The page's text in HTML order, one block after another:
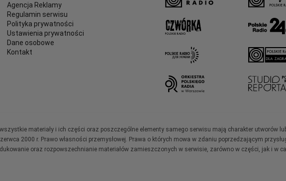
Agencja Reklamy
Regulamin serwisu
Polityka prywatności
Ustawienia prywatności
Dane osobowe
Kontakt
materiały i ich części oraz poszczególne elementy samego serwisu mają charakter utworów
2000 r. Prawo własności przemysłowej. Prawa o których mowa w zdaniu poprzedzającym
oraz rozpowszechnianie materiałów zamieszczonych w serwisie, zarówno w części, jak i w